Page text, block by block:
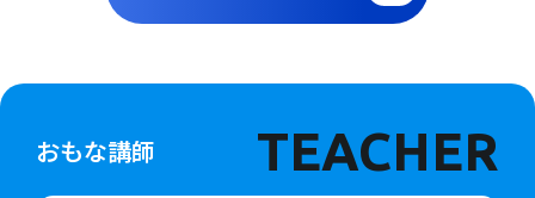
おもな講師 TEACHER